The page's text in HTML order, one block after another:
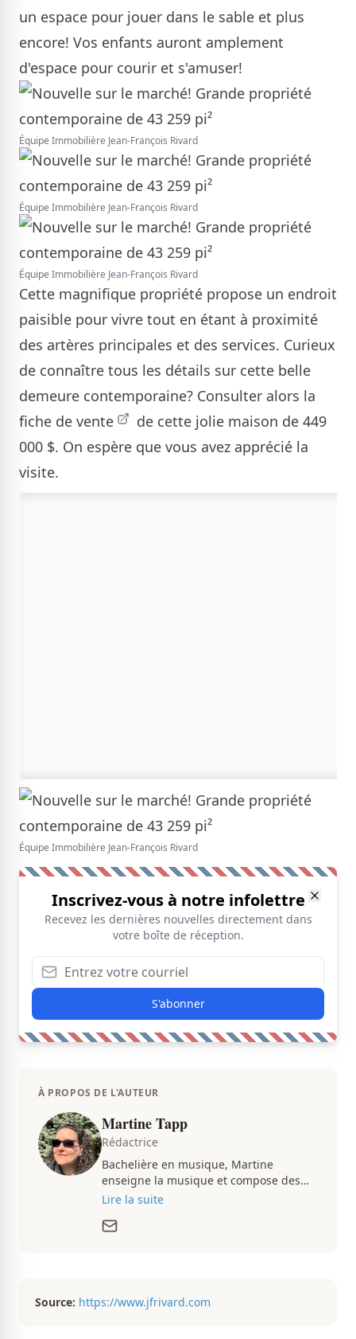
un espace pour jouer dans le sable et plus
encore! Vos enfants auront amplement
d'espace pour courir et s'amuser!
Équipe Immobilière Jean-François Rivard
Équipe Immobilière Jean-François Rivard
Équipe Immobilière Jean-François Rivard
Cette magnifique propriété propose un endroit
paisible pour vivre tout en étant à proximité
des artères principales et des services. Curieux
de connaître tous les détails sur cette belle
demeure contemporaine? Consulter alors la
fiche de vente
de cette jolie maison de 449
000 $. On espère que vous avez apprécié la
visite.
Équipe Immobilière Jean-François Rivard
Inscrivez-vous à notre infolettre
Recevez les dernières nouvelles directement dans
votre boîte de réception.
S'abonner
À PROPOS DE L'AUTEUR
Martine Tapp
Rédactrice
Bachelière en musique, Martine
enseigne la musique et compose des
pièces musicales pendant ses temps
d’aménagement intérieur, elle suit de
Lire la suite
Source: https://www.jfrivard.com